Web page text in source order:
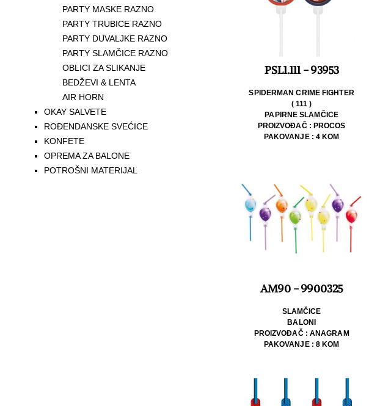
PARTY MASKE RAZNO
PARTY TRUBICE RAZNO
PARTY DUVALJKE RAZNO
PARTY SLAMČICE RAZNO
OBLICI ZA SLIKANJE
BEDŽEVI & LENTA
AIR HORN
OKAY SALVETE
ROĐENDANSKE SVEĆICE
KONFETE
OPREMA ZA BALONE
POTROŠNI MATERIJAL
PSL1.111 - 93953
SPIDERMAN CRIME FIGHTER
( 111 )
PAPIRNE SLAMČICE
PROIZVOĐAČ : PROCOS
PAKOVANJE : 4 KOM
AM90 - 9900325
SLAMČICE
BALONI
PROIZVOĐAČ : ANAGRAM
PAKOVANJE : 8 KOM